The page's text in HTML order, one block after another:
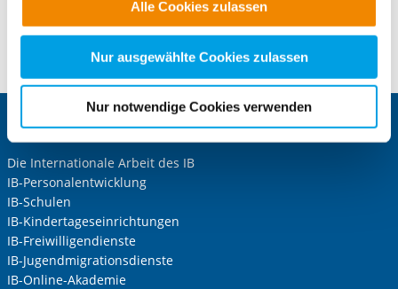
alle Cookie-Kategorien auswählen. Sie können mittels
nachfolgender Buttons über Ihre Einwilligung für diese
Zwecke entscheiden und Ihre erteilte Einwilligung stets
für die Zukunft widerrufen. Bitte beachten Sie: Ihre
Cookies, die erforderlich zur Bereitstellung der von Ihnen
aufgerufenen und somit gewünschten Website-
Funktionen sind. Diese Cookies setzen wir aufgrund
berechtigter Interessen und daher unabhängig von einer
Einwilligung.
Alle Cookies zulassen
Nur ausgewählte Cookies zulassen
Nur notwendige Cookies verwenden
Zentrale IB-Websites:
Die Internationale Arbeit des IB
IB-Personalentwicklung
IB-Schulen
IB-Kindertageseinrichtungen
IB-Freiwilligendienste
IB-Jugendmigrationsdienste
IB-Online-Akademie